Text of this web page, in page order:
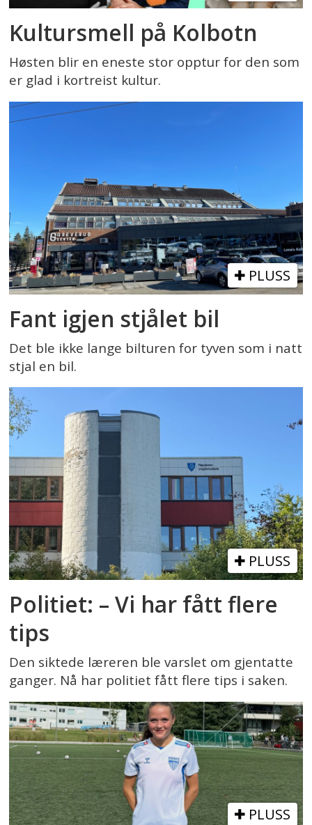
Kultursmell på Kolbotn
Høsten blir en eneste stor opptur for den som
er glad i kortreist kultur.
PLUSS
Fant igjen stjålet bil
Det ble ikke lange bilturen for tyven som i natt
stjal en bil.
PLUSS
Politiet: – Vi har fått flere
tips
Den siktede læreren ble varslet om gjentatte
ganger. Nå har politiet fått flere tips i saken.
PLUSS